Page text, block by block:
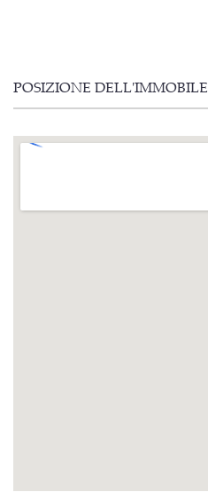
POSIZIONE DELL'IMMOBILE